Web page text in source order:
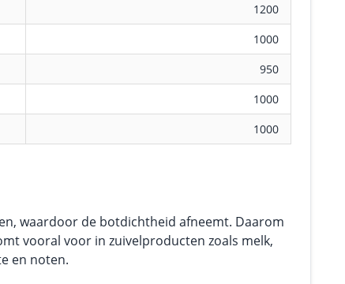
1200
1000
950
1000
1000
waardoor de botdichtheid afneemt. Daarom
vooral voor in zuivelproducten zoals melk,
en noten.